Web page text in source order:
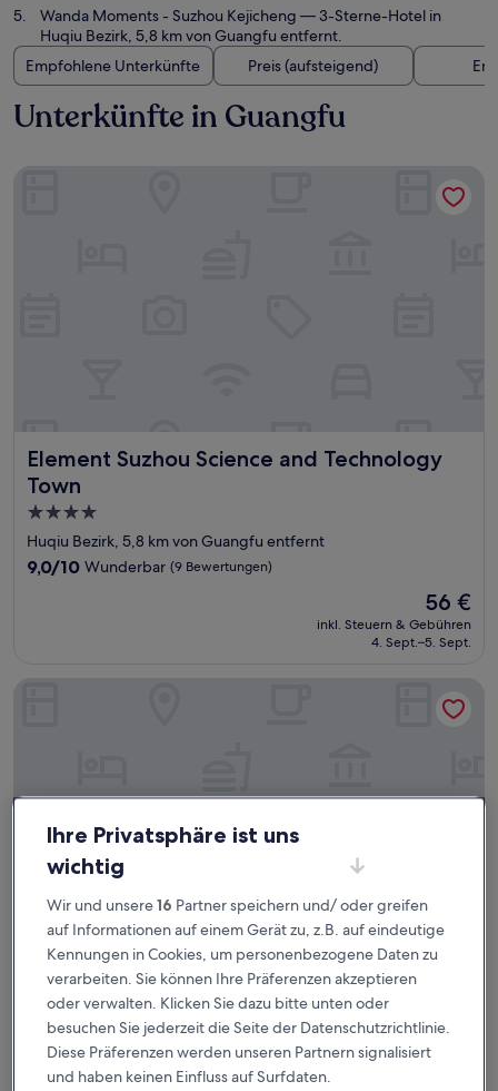
Wanda Moments - Suzhou Kejicheng — 3-Sterne-Hotel in
Huqiu Bezirk, 5,8 km von Guangfu entfernt.
Empfohlene Unterkünfte
Preis (aufsteigend)
Unterkünfte in Guangfu
Element Suzhou Science and Technology
Town
Element Suzhou Science and Technology Town
4.0-
Sterne-
Unterkunft
Huqiu Bezirk, 5,8 km von Guangfu entfernt
9.0
9,0/10 Wunderbar (9 Bewertungen)
Der
Preis
beträgt
56 €
inkl. Steuern & Gebühren
4. Sept.–5. Sept.
Radisson Suzhou
Radisson Suzhou
3.5-
Sterne-
Unterkunft
Huqiu Bezirk, 5,7 km von Guangfu entfernt
7,2/10 Gut (5 Bewertungen)
Radisson Suzhou
Ihre Privatsphäre ist uns
wichtig
Wir und unsere16 Partner speichern und/ oder greifen
auf Informationen auf einem Gerät zu, z.B. auf eindeutige
Kennungen in Cookies, um personenbezogene Daten zu
verarbeiten. Sie können Ihre Präferenzen akzeptieren
oder verwalten. Klicken Sie dazu bitte unten oder
besuchen Sie jederzeit die Seite der Datenschutzrichtlinie.
Diese Präferenzen werden unseren Partnern signalisiert
und haben keinen Einfluss auf Surfdaten.